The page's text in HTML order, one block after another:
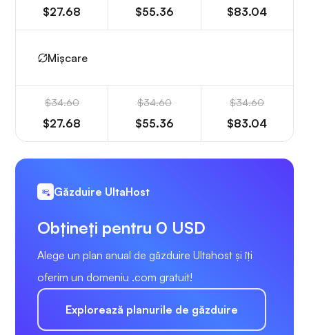
$27.68 $55.36 $83.04
Mișcare
$34.60
$27.68
$34.60
$55.36
$34.60
$83.04
Găzduire UltaHost
Obțineți pentru 0 USD
Alege un plan anual de găzduire Ultahost și îți
oferim un domeniu .com gratuit!
Explorează planurile de găzduire